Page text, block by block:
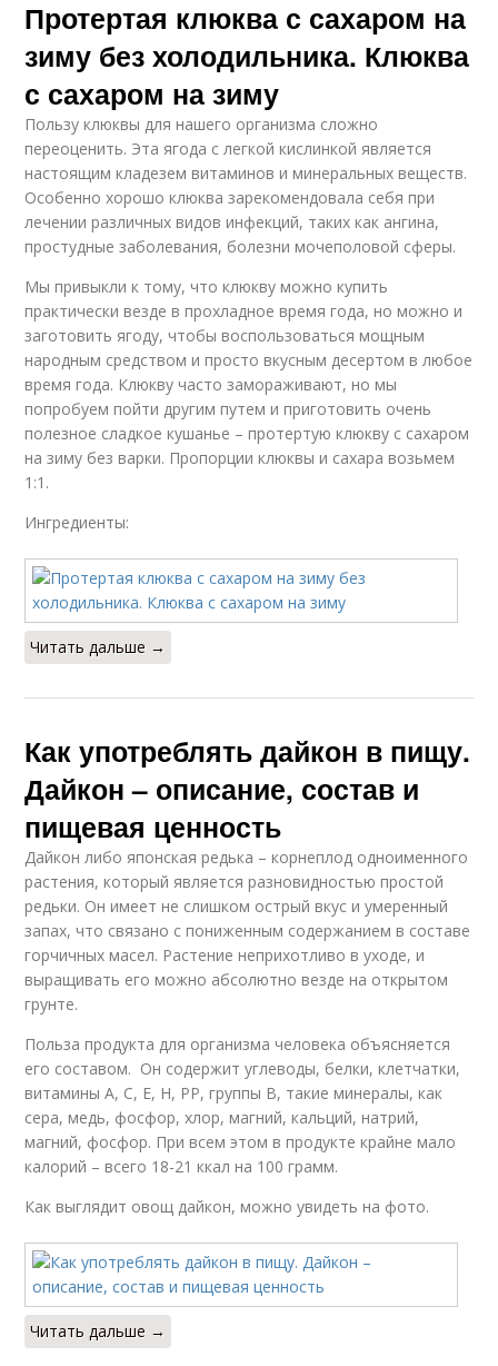
Протертая клюква с сахаром на
зиму без холодильника. Клюква
с сахаром на зиму
Пользу клюквы для нашего организма сложно
переоценить. Эта ягода с легкой кислинкой является
настоящим кладезем витаминов и минеральных веществ.
Особенно хорошо клюква зарекомендовала себя при
лечении различных видов инфекций, таких как ангина,
простудные заболевания, болезни мочеполовой сферы.
Мы привыкли к тому, что клюкву можно купить
практически везде в прохладное время года, но можно и
заготовить ягоду, чтобы воспользоваться мощным
народным средством и просто вкусным десертом в любое
время года. Клюкву часто замораживают, но мы
попробуем пойти другим путем и приготовить очень
полезное сладкое кушанье – протертую клюкву с сахаром
на зиму без варки. Пропорции клюквы и сахара возьмем
1:1.
Ингредиенты:
Читать дальше →
Как употреблять дайкон в пищу.
Дайкон – описание, состав и
пищевая ценность
Дайкон либо японская редька – корнеплод одноименного
растения, который является разновидностью простой
редьки. Он имеет не слишком острый вкус и умеренный
запах, что связано с пониженным содержанием в составе
горчичных масел. Растение неприхотливо в уходе, и
выращивать его можно абсолютно везде на открытом
грунте.
Польза продукта для организма человека объясняется
его составом. Он содержит углеводы, белки, клетчатки,
витамины А, С, Е, Н, РР, группы В, такие минералы, как
сера, медь, фосфор, хлор, магний, кальций, натрий,
магний, фосфор. При всем этом в продукте крайне мало
калорий – всего 18-21 ккал на 100 грамм.
Как выглядит овощ дайкон, можно увидеть на фото.
Читать дальше →